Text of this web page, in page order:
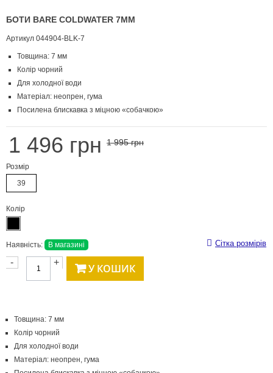
БОТИ BARE COLDWATER 7ММ
Артикул 044904-BLK-7
Товщина: 7 мм
Колір чорний
Для холодної води
Матеріал: неопрен, гума
Посилена блискавка з міцною «собачкою»
1 496 грн 1 995 грн
Розмір
39
Колір
Наявність: В магазині Сітка розмірів
- + У КОШИК
Товщина: 7 мм
Колір чорний
Для холодної води
Матеріал: неопрен, гума